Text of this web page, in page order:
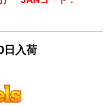
日入荷